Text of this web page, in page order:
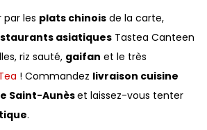
par les plats chinois de la carte,
asiatiques Tastea Canteen
riz sauté, gaifan et le très
! Commandez livraison cuisine
Saint-Aunèset laissez-vous tenter
.